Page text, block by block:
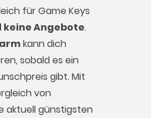
fürGame Keys
Angebote.
kann dich
sobald es ein
gibt. Mit
von
aktuell günstigsten